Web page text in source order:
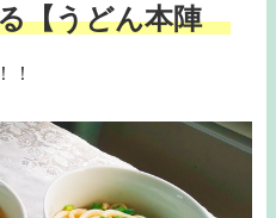
【うどん本陣
！